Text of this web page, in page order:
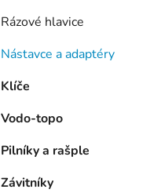
Rázové hlavice
Nástavce a adaptéry
Klíče
Vodo-topo
Pilníky a rašple
Závitníky